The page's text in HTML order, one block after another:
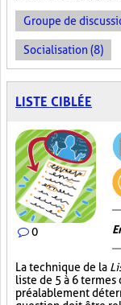
Groupe de
Socialisation (8)
LISTE CIBLÉE
0
La technique de la
liste de 5 à 6
préalablement